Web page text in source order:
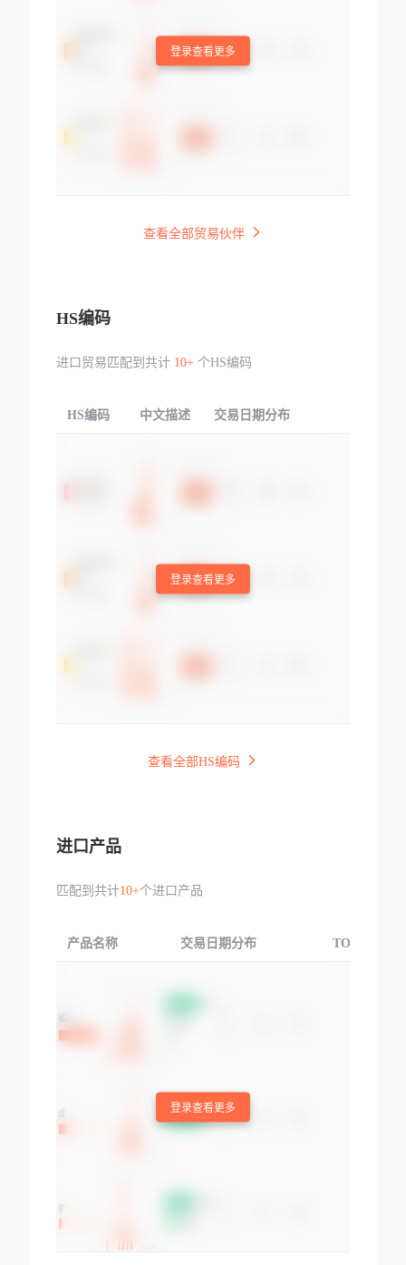
登录查看更多
查看全部贸易伙伴
HS编码
进口贸易匹配到共计 10+个HS编码
HS编码 中文描述 交易日期分布
登录查看更多
查看全部HS编码
进口产品
匹配到共计10+个进口产品
产品名称 交易日期分布 TOP3交易国
登录查看更多